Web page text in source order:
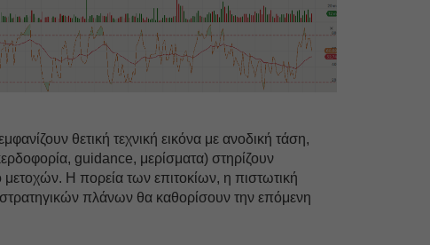
θετική τεχνική εικόνα με ανοδική τάση,
guidance, μερίσματα) στηρίζουν
Η πορεία των επιτοκίων, η πιστωτική
πλάνων θα καθορίσουν την επόμενη